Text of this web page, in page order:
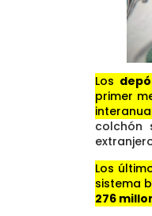
Los
primer
colchón
Los
sistema
276